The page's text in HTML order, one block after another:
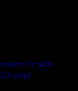
watch?v=j43h-